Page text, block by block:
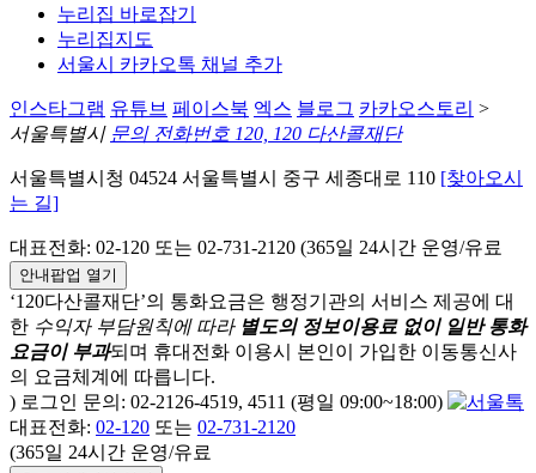
누리집 바로잡기
누리집지도
서울시 카카오톡 채널 추가
인스타그램 유튜브 페이스북 엑스 블로그 카카오스토리 >
서울특별시 문의 전화번호 120, 120 다산콜재단
서울특별시청 04524 서울특별시 중구 세종대로 110 [찾아오시
는 길]
대표전화: 02-120 또는 02-731-2120 (365일 24시간 운영/유료
안내팝업 열기
‘120다산콜재단’의 통화요금은 행정기관의 서비스 제공에 대
한 수익자 부담원칙에 따라 별도의 정보이용료 없이 일반 통화
요금이 부과되며 휴대전화 이용시 본인이 가입한 이동통신사
의 요금체계에 따릅니다.
) 로그인 문의: 02-2126-4519, 4511 (평일 09:00~18:00)
대표전화: 02-120 또는 02-731-2120
(365일 24시간 운영/유료